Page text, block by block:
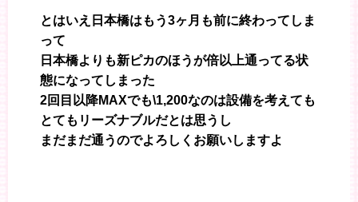
とはいえ日本橋はもう3ヶ月も前に終わってしま
って
日本橋よりも新ピカのほうが倍以上通ってる状
態になってしまった
2回目以降MAXでも\1,200なのは設備を考えても
とてもリーズナブルだとは思うし
まだまだ通うのでよろしくお願いしますよ